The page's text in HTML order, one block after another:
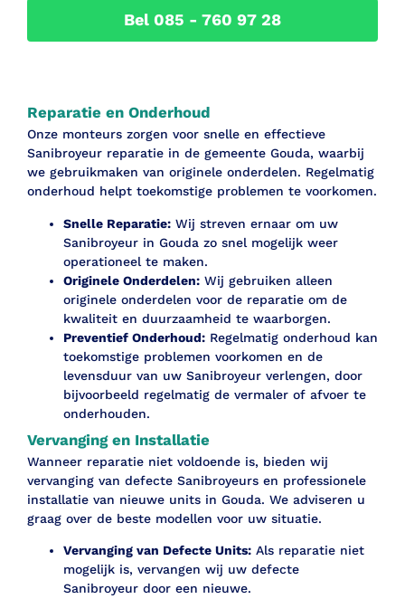
Bel 085 - 760 97 28
Reparatie en Onderhoud
Onze monteurs zorgen voor snelle en effectieve
Sanibroyeur reparatie in de gemeente Gouda, waarbij
we gebruikmaken van originele onderdelen. Regelmatig
onderhoud helpt toekomstige problemen te voorkomen.
Snelle Reparatie: Wij streven ernaar om uw
Sanibroyeur in Gouda zo snel mogelijk weer
operationeel te maken.
Originele Onderdelen: Wij gebruiken alleen
originele onderdelen voor de reparatie om de
kwaliteit en duurzaamheid te waarborgen.
Preventief Onderhoud: Regelmatig onderhoud kan
toekomstige problemen voorkomen en de
levensduur van uw Sanibroyeur verlengen, door
bijvoorbeeld regelmatig de vermaler of afvoer te
onderhouden.
Vervanging en Installatie
Wanneer reparatie niet voldoende is, bieden wij
vervanging van defecte Sanibroyeurs en professionele
installatie van nieuwe units in Gouda. We adviseren u
graag over de beste modellen voor uw situatie.
Vervanging van Defecte Units: Als reparatie niet
mogelijk is, vervangen wij uw defecte
Sanibroyeur door een nieuwe.